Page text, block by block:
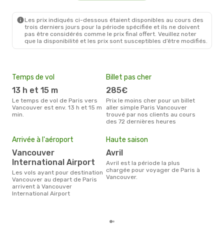
Les prix indiqués ci-dessous étaient disponibles au cours des
trois derniers jours pour la période spécifiée et ils ne doivent
pas être considérés comme le prix final offert. Veuillez noter
que la disponibilité et les prix sont susceptibles d’être modifiés.
Temps de vol
13 h et 15 m
Le temps de vol de Paris vers
Vancouver est env. 13 h et 15 m
min.
Billet pas cher
285€
Prix le moins cher pour un billet
aller simple Paris Vancouver
trouvé par nos clients au cours
des 72 dernières heures
Arrivée à l'aéroport
Vancouver
International Airport
Les vols ayant pour destination
Vancouver au depart de Paris
arrivent à Vancouver
International Airport
Haute saison
avril
avril est la période la plus
chargée pour voyager de Paris à
Vancouver.